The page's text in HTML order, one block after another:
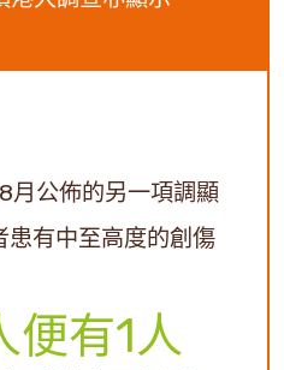
月公佈的另一項調顯
患有中至高度的創傷
便有1人